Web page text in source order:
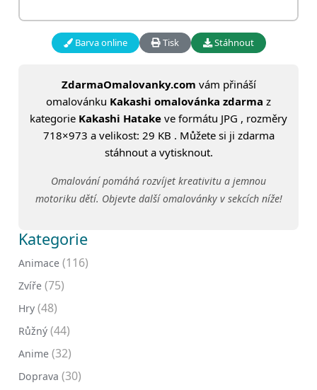
Barva online Tisk Stáhnout
ZdarmaOmalovanky.com vám přináší
omalovánku Kakashi omalovánka zdarma z
kategorie Kakashi Hatake ve formátu JPG , rozměry
718×973 a velikost: 29 KB . Můžete si ji zdarma
stáhnout a vytisknout.
Omalování pomáhá rozvíjet kreativitu a jemnou
motoriku dětí. Objevte další omalovánky v sekcích níže!
Kategorie
Animace (116)
Zvíře (75)
Hry (48)
Růžný (44)
Anime (32)
Doprava (30)